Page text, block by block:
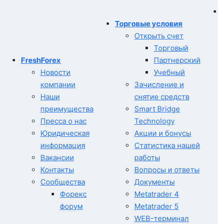
FreshForex
Новости
компании
Наши
преимущества
Пресса о нас
Юридическая
информация
Вакансии
Контакты
Сообщества
Форекс
форум
Торговые условия
Открыть счет
Торговый
Партнерский
Учебный
Зачисление и
снятие средств
Smart Bridge
Technology
Акции и бонусы
Статистика нашей
работы
Вопросы и ответы
Документы
Metatrader 4
Metatrader 5
WEB-терминал